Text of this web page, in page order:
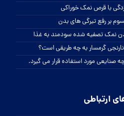
زدگی با قرص نمک خوراکی
بر رفع تیرگی های بدن
نمک تصفیه شده سودمند به غذا
گرمسار به چه طریقی است؟
مورد استفاده قرار می گیرد.
ارتباطی